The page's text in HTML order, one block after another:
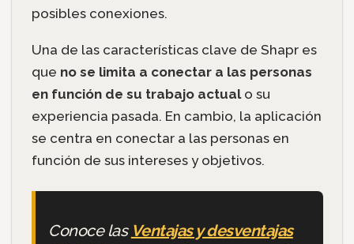
posibles conexiones.
Una de las características clave de Shapr es
que no se limita a conectar a las personas
en función de su trabajo actual o su
experiencia pasada. En cambio, la aplicación
se centra en conectar a las personas en
función de sus intereses y objetivos.
Conoce las Ventajas y desventajas